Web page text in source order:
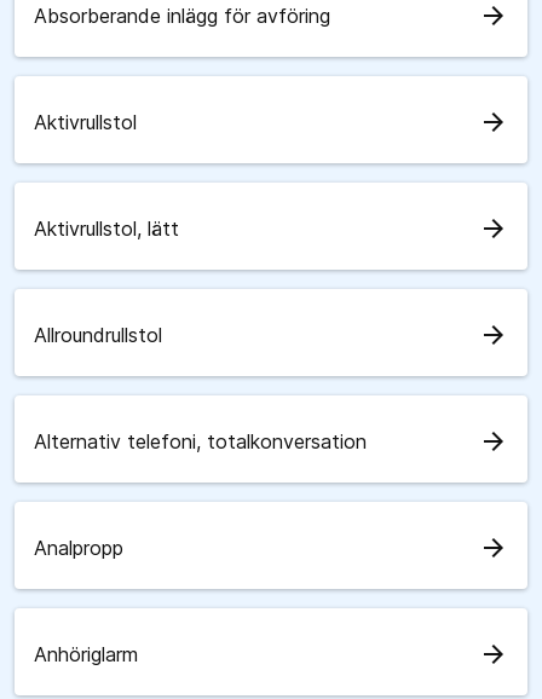
Absorberande inlägg för avföring arrow_forward
Aktivrullstol arrow_forward
Aktivrullstol, lätt arrow_forward
Allroundrullstol arrow_forward
Alternativ telefoni, totalkonversation arrow_forward
Analpropp arrow_forward
Anhöriglarm arrow_forward